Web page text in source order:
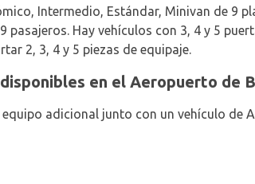
Intermedio, Estándar, Minivan de 9
pasajeros. Hay vehículos con 3, 4 y 5
2, 3, 4 y 5 piezas de equipaje.
en el Aeropuerto de
adicional junto con un vehículo de